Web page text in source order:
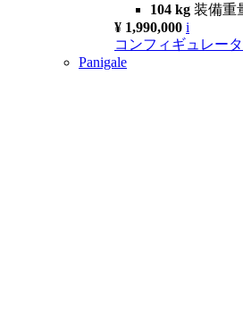
104 kg 装備重
¥ 1,990,000 i
コンフィギュレー
Panigale